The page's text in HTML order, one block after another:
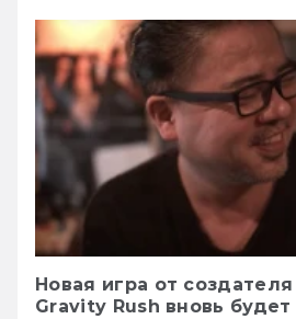
Новая игра от
Gravity Rush вновь